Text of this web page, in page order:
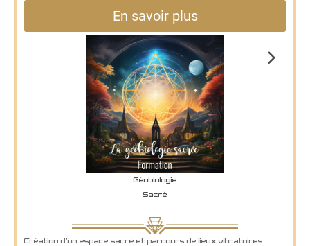
En savoir plus
Géobiologie
Sacré
Création d'un espace sacré et parcours de lieux vibratoires